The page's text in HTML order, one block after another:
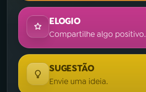
ELOGIO
Compartilhe algo positivo.
SUGESTÃO
Envie uma ideia.